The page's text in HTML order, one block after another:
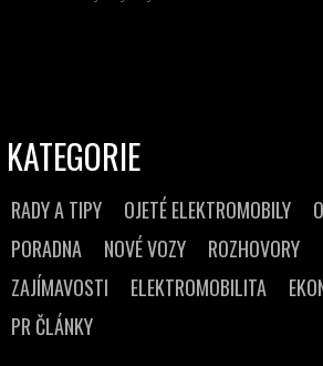
KATEGORIE
RADY A TIPY OJETÉ ELEKTROMOBILY
PORADNA
NOVÉ VOZY ROZHOVORY
ZAJÍMAVOSTI
ELEKTROMOBILITA
PR ČLÁNKY